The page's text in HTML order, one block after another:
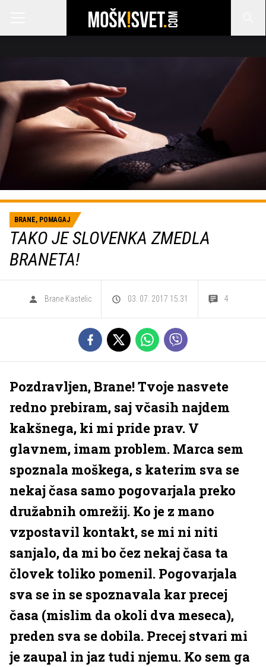
BRANE, POMAGAJ
TAKO JE SLOVENKA ZMEDLA
BRANETA!
Brane Kastelic 03. 07. 2017 15.31 4
Pozdravljen, Brane! Tvoje nasvete
redno prebiram, saj včasih najdem
kakšnega, ki mi pride prav. V
glavnem, imam problem. Marca sem
spoznala moškega, s katerim sva se
nekaj časa samo pogovarjala preko
družabnih omrežij. Ko je z mano
vzpostavil kontakt, se mi ni niti
sanjalo, da mi bo čez nekaj časa ta
človek toliko pomenil. Pogovarjala
sva se in se spoznavala kar precej
časa (mislim da okoli dva meseca),
preden sva se dobila. Precej stvari mi
je zaupal in jaz tudi njemu. Ko sem ga